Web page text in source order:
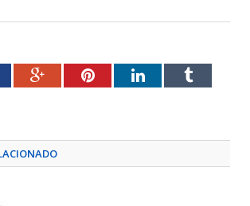
Google+PinterestLinkedInTumblr